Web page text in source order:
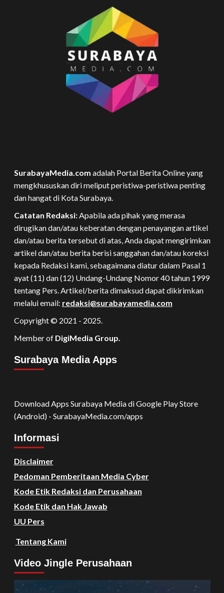
SurabayaMedia.com adalah Portal Berita Online yang
mengkhususkan diri meliput peristiwa-peristiwa penting
dan hangat di Kota Surabaya.
Catatan Redaksi:Apabila ada pihak yang merasa
dirugikan dan/atau keberatan dengan penayangan artikel
dan/atau berita tersebut di atas, Anda dapat mengirimkan
artikel dan/atau berita berisi sanggahan dan/atau koreksi
kepada Redaksi kami, sebagaimana diatur dalam Pasal 1
ayat (11) dan (12) Undang-Undang Nomor 40 tahun 1999
tentang Pers. Artikel/berita dimaksud dapat dikirimkan
melalui email: redaksi@surabayamedia.com
Copyright © 2021 - 2025.
Member of DigiMedia Group.
Surabaya Media Apps
Download Apps Surabaya Media di Google Play Store
(Android) - SurabayaMedia.com/apps
Informasi
Disclaimer
Pedoman Pemberitaan Media Cyber
Kode Etik Redaksi dan Perusahaan
Kode Etik dan Hak Jawab
UU Pers
Tentang Kami
Video Jingle Perusahaan
Video